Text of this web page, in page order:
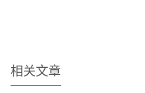
相关文章